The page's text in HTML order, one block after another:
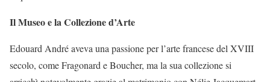
Il Museo e la Collezione d’Arte
Edouard André aveva una passione per l’arte francese del XVIII
secolo, come Fragonard e Boucher, ma la sua collezione si